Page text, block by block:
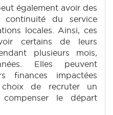
également avoir des
du service
locales. Ainsi, ces
certains de leurs
plusieurs mois,
Elles peuvent
finances impactées
de recruter un
le départ